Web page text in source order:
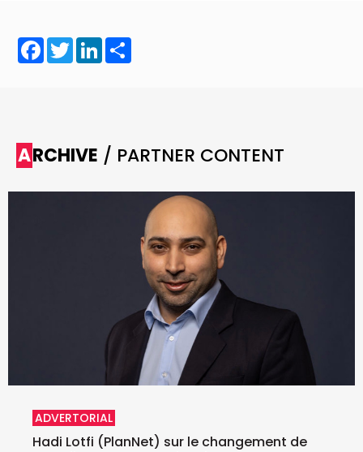
Facebook
TwitterLinkedIn
ARCHIVE / PARTNER CONTENT
ADVERTORIAL
Hadi Lotfi (PlanNet) sur le changement de